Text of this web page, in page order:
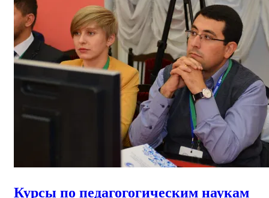
Курсы по педагогогическим наукам